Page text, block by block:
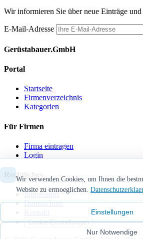
Wir informieren Sie über neue Einträge
E-Mail-Adresse
Gerüstabauer.GmbH
Portal
Startseite
Firmenverzeichnis
Kategorien
Für Firmen
Firma eintragen
Login
Rechtliches
Impressum
Datenschutz
Cookie-Einstellungen
Wir verwenden Cookies, um Ihnen die
Website zu ermoeglichen.
Einstellungen
Nur Notwendige